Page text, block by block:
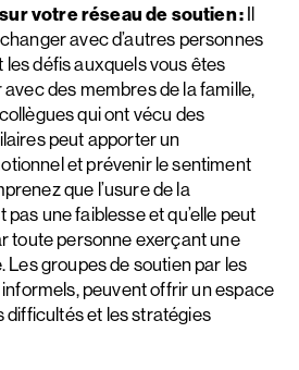
votre réseau de soutien :Il
avec d’autres personnes
défis auxquels vous êtes
des membres de la famille,
qui ont vécu des
peut apporter un
et prévenir le sentiment
que l’usure de la
pas une faiblesse et qu’elle peut
toute personne exerçant une
Les groupes de soutien par les
peuvent offrir un espace
difficultés et les stratégies